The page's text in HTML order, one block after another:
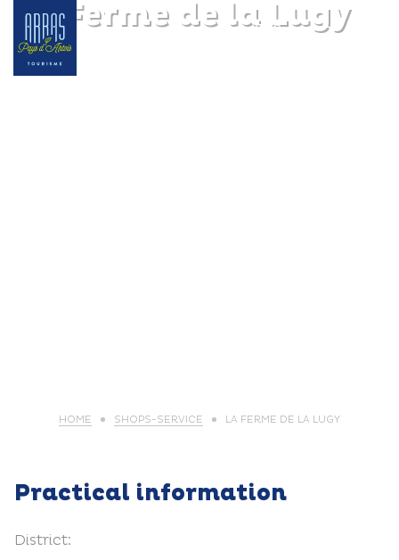
La Ferme de la Lugy
HOME SHOPS-SERVICE LA FERME DE LA LUGY
Practical information
District: